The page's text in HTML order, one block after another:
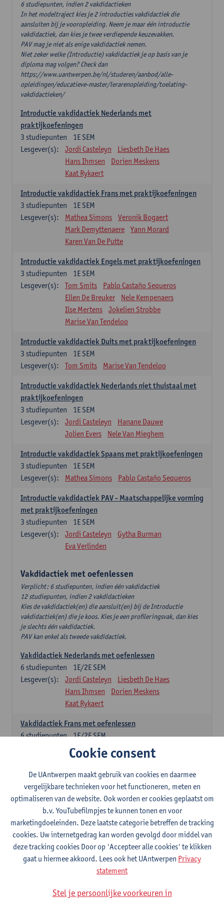
6 studiepunten, indien 2 vakdidactieken
In het modeltraject kies je 2 introducties vakdidactiek die
aansluiten bij je vooropleiding. Neem je maar één introductie
vakdidactiek, dan kies je twee verdiepende keuzevakken.
PAV mag je niet als enige vakdidactiek nemen.
Niet zeker welke (Introductie) vakdidactiek je op basis van je
diploma mag volgen? Check dan
https://www.uantwerpen.be/nl/studeren/aanbod/alle-
opleidingen/educatieve-master/lerarenopleiding/toelating-
vakdidactieken/
Introductie vakdidactiek Nederlands met
praktijkoefeningen
1E SEM
3 studiepunten
Lesgever(s):
Jordi Casteleyn
Liesbeth De Haes
Hans Ihmsen
Dorien Meskens
Kaat Rykaert
Introductie vakdidactiek Frans met praktijkoefeningen
1E SEM
3 studiepunten
Lesgever(s):
Mathea Simons
Veronik Bogaert
Mark Demyttenaere
Yann Morard
Karen Van De Putte
Introductie vakdidactiek Engels met praktijkoefeningen
1E SEM
3 studiepunten
Lesgever(s):
Tom Smits
Pablo Castaño Sequeros
Ellen De Breuker
Nele Kempenaers
Ilse Mertens
Jokelien Strobbe
Marise Van Tendeloo
Introductie vakdidactiek Duits met praktijkoefeningen
1E SEM
3 studiepunten
Lesgever(s):
Tom Smits Marise Van Tendeloo
Introductie vakdidactiek Nederlands niet thuistaal met
praktijkoefeningen
1E SEM
3 studiepunten
Lesgever(s):
Jordi Casteleyn
Hanane Dauwe
Jolien Evers
Nele Van Mieghem
Introductie vakdidactiek Spaans met praktijkoefeningen
1E SEM
3 studiepunten
Lesgever(s):
Mathea Simons Pablo Castaño Sequeros
Introductie vakdidactiek PAV - Maatschappelijke vorming
met praktijkoefeningen
1E SEM
3 studiepunten
Lesgever(s):
Jordi Casteleyn
Gytha Burman
Eva Verlinden
Vakdidactiek met oefenlessen
Verplicht: 6 studiepunten, indien één vakdidactiek
12 studiepunten, indien 2 vakdidactieken
Kies de vakdidactiek(en) die aansluit(en) bij de Introductie
vakdidactiek(en) die je koos. Kies je een profileringsvak, dan kies
je slechts één vakdidactiek.
PAV kan enkel als tweede vakdidactiek.
Vakdidactiek Nederlands met oefenlessen
1E/2E SEM
6 studiepunten
Lesgever(s):
Jordi Casteleyn
Liesbeth De Haes
Hans Ihmsen
Dorien Meskens
Kaat Rykaert
Vakdidactiek Frans met oefenlessen
1E/2E SEM
6studiepunten
Mathea Simons
Veronik Bogaert
Mark Demyttenaere
Yann Morard
Karen Van De Putte
Vakdidactiek Engels met oefenlessen
1E/2E SEM
6studiepunten
Lesgever(s):
Tom Smits
Ellen De Breuker
Nele Kempenaers
Joke Prinsen
Vakdidactiek Duits met oefenlessen
1E/2E SEM
6studiepunten
Tom Smits Marise Van Tendeloo
Vakdidactiek Nederlands niet-thuistaal met oefenlessen
Cookie consent
De UAntwerpen maakt gebruik van cookies en daarmee
vergelijkbare technieken voor het functioneren, meten en
optimaliseren van de website. Ook worden er cookies geplaatst om
b.v. YouTubefilmpjes te kunnen tonen en voor
marketingdoeleinden. Deze laatste categorie betreffen de tracking
cookies. Uw internetgedrag kan worden gevolgd door middel van
deze tracking cookies Door op 'Accepteer alle cookies' te klikken
gaat u hiermee akkoord. Lees ook het UAntwerpen Privacy
statement
Stel je persoonlijke voorkeuren in